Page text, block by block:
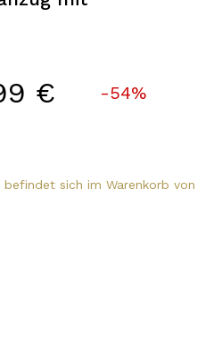
€ -54%
sich im Warenkorb von